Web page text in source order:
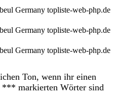
Germany topliste-web-php.de
Germany topliste-web-php.de
Germany topliste-web-php.de
Ton, wenn ihr einen
markierten Wörter sind